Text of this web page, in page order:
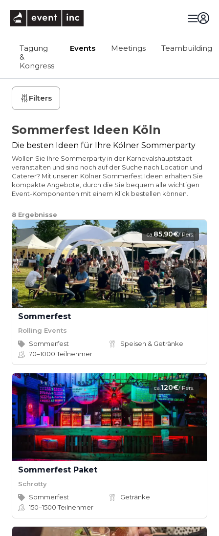
Tagung
&
Kongress
Events Meetings Teambuilding
Filters
Sommerfest Ideen Köln
Die besten Ideen für Ihre Kölner Sommerparty
Wollen Sie Ihre Sommerparty in der Karnevalshauptstadt
veranstalten und sind noch auf der Suche nach Location und
Caterer? Mit unseren Kölner Sommerfest Ideen erhalten Sie
kompakte Angebote, durch die Sie bequem alle wichtigen
Event-Komponenten mit einem Klick bestellen können.
8 Ergebnisse
ca.85,90€/ Pers.
Sommerfest
Rolling Events
Sommerfest
Speisen & Getränke
70–1000Teilnehmer
ca.120€/ Pers.
Sommerfest Paket
Schrotty
Sommerfest
Getränke
150–1500Teilnehmer